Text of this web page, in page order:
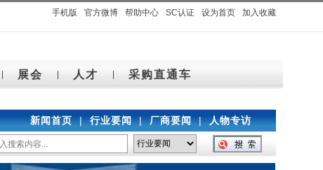
手机版 官方微博 帮助中心 SC认证 设为首页 加入收藏
展会 人才 采购直通车
新闻首页 | 行业要闻 | 厂商要闻 | 人物专访